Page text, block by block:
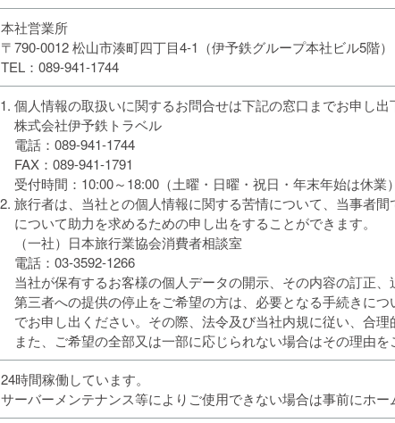
本社営業所
〒790-0012 松山市湊町四丁目4-1（伊予鉄グループ本社ビル5階）
TEL：089-941-1744
個人情報の取扱いに関するお問合せは下記の窓口までお申し出
株式会社伊予鉄トラベル
電話：089-941-1744
FAX：089-941-1791
受付時間：10:00～18:00（土曜・日曜・祝日・年末年始は休業）
旅行者は、当社との個人情報に関する苦情について、当事者
について助力を求めるための申し出をすることができます。
（一社）日本旅行業協会消費者相談室
電話：03-3592-1266
当社が保有するお客様の個人データの開示、その内容の訂正
第三者への提供の停止をご希望の方は、必要となる手続きに
でお申し出ください。その際、法令及び当社内規に従い、合理
また、ご希望の全部又は一部に応じられない場合はその理由を
24時間稼働しています。
サーバーメンテナンス等によりご使用できない場合は事前にホー